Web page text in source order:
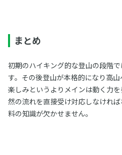
まとめ
初期のハイキング的な登山の段階
す。その後登山が本格的になり高
楽しみというよりメインは動く力
然の流れを直接受け対応しなけれ
料の知識が欠かせません。